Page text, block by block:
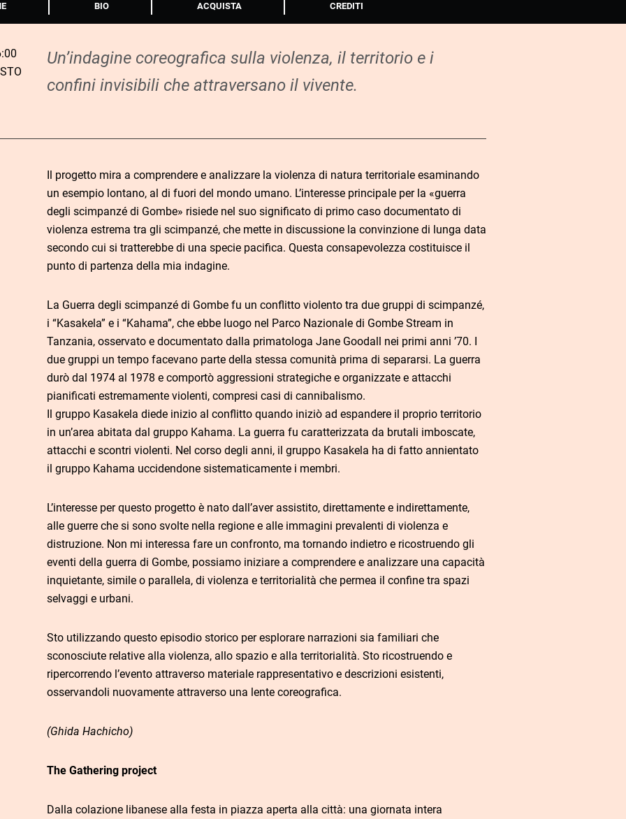
BIO ACQUISTA CREDITI
Un’indagine coreografica sulla violenza, il territorio e i
confini invisibili che attraversano il vivente.
Il progetto mira a comprendere e analizzare la violenza di natura territoriale esaminando
un esempio lontano, al di fuori del mondo umano. L’interesse principale per la «guerra
degli scimpanzé di Gombe» risiede nel suo significato di primo caso documentato di
violenza estrema tra gli scimpanzé, che mette in discussione la convinzione di lunga data
secondo cui si tratterebbe di una specie pacifica. Questa consapevolezza costituisce il
punto di partenza della mia indagine.
La Guerra degli scimpanzé di Gombe fu un conflitto violento tra due gruppi di scimpanzé,
i “Kasakela” e i “Kahama”, che ebbe luogo nel Parco Nazionale di Gombe Stream in
Tanzania, osservato e documentato dalla primatologa Jane Goodall nei primi anni ’70. I
due gruppi un tempo facevano parte della stessa comunità prima di separarsi. La guerra
durò dal 1974 al 1978 e comportò aggressioni strategiche e organizzate e attacchi
pianificati estremamente violenti, compresi casi di cannibalismo.
Il gruppo Kasakela diede inizio al conflitto quando iniziò ad espandere il proprio territorio
in un’area abitata dal gruppo Kahama. La guerra fu caratterizzata da brutali imboscate,
attacchi e scontri violenti. Nel corso degli anni, il gruppo Kasakela ha di fatto annientato
il gruppo Kahama uccidendone sistematicamente i membri.
L’interesse per questo progetto è nato dall’aver assistito, direttamente e indirettamente,
alle guerre che si sono svolte nella regione e alle immagini prevalenti di violenza e
distruzione. Non mi interessa fare un confronto, ma tornando indietro e ricostruendo gli
eventi della guerra di Gombe, possiamo iniziare a comprendere e analizzare una capacità
inquietante, simile o parallela, di violenza e territorialità che permea il confine tra spazi
selvaggi e urbani.
Sto utilizzando questo episodio storico per esplorare narrazioni sia familiari che
sconosciute relative alla violenza, allo spazio e alla territorialità. Sto ricostruendo e
ripercorrendo l’evento attraverso materiale rappresentativo e descrizioni esistenti,
osservandoli nuovamente attraverso una lente coreografica.
(Ghida Hachicho)
The Gathering project
Dalla colazione libanese alla festa in piazza aperta alla città: una giornata intera